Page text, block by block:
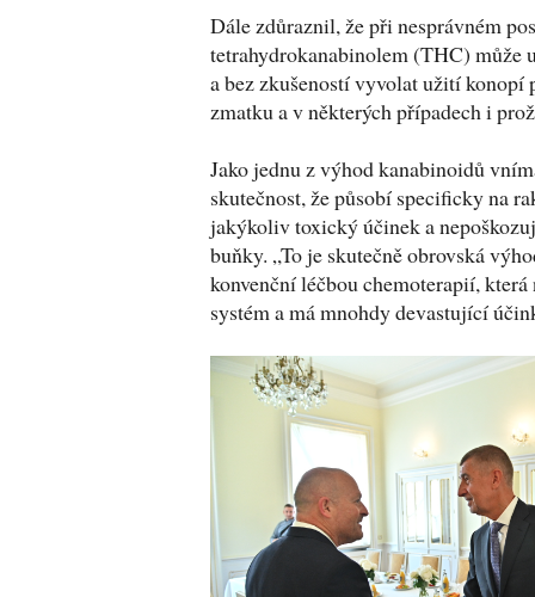
Dále zdůraznil, že při nesprávném
tetrahydrokanabinolem (THC) může
a bez zkušeností vyvolat užití konopí
zmatku a v některých případech i
Jako jednu z výhod kanabinoidů
skutečnost, že působí specificky na
jakýkoliv toxický účinek a
buňky. „To je skutečně obrovská
konvenční léčbou chemoterapií,
systém a má mnohdy devastující